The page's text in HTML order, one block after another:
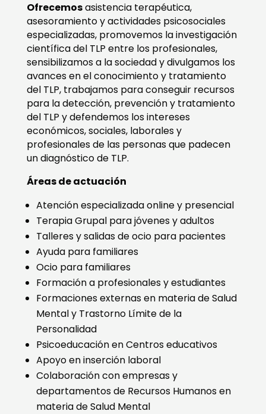
Ofrecemosasistencia terapéutica,
asesoramiento y actividades psicosociales
especializadas, promovemos la investigación
científica del TLP entre los profesionales,
sensibilizamos a la sociedad y divulgamos los
avances en el conocimiento y tratamiento
del TLP, trabajamos para conseguir recursos
para la detección, prevención y tratamiento
del TLP y defendemos los intereses
económicos, sociales, laborales y
profesionales de las personas que padecen
un diagnóstico de TLP.
Áreas de actuación
Atención especializada online y presencial
Terapia Grupal para jóvenes y adultos
Talleres y salidas de ocio para pacientes
Ayuda para familiares
Ocio para familiares
Formación a profesionales y estudiantes
Formaciones externas en materia de Salud
Mental y Trastorno Límite de la
Personalidad
Psicoeducación en Centros educativos
Apoyo en inserción laboral
Colaboración con empresas y
departamentos de Recursos Humanos en
materia de Salud Mental